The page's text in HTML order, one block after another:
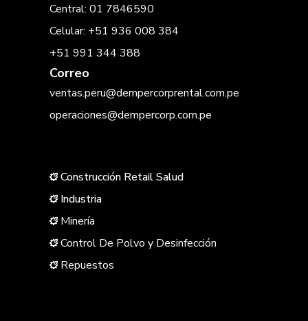
Central: 01 7846590
Celular: +51 936 008 384
+51 991 344 388
Correo
ventas.peru@dempercorprental.com.pe
operaciones@dempercorp.com.pe
Construcción Retail Salud
Industria
Minería
Control De Polvo y Desinfección
Repuestos